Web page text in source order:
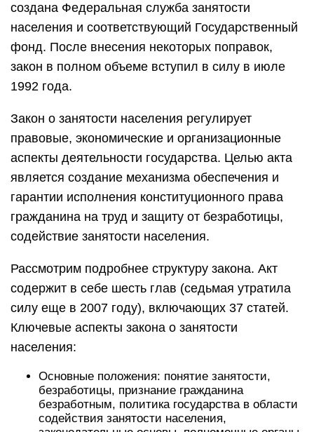
создана Федеральная служба занятости
населения и соответствующий Государственный
фонд. После внесения некоторых поправок,
закон в полном объеме вступил в силу в июле
1992 года.
Закон о занятости населения регулирует
правовые, экономические и организационные
аспекты деятельности государства. Целью акта
является создание механизма обеспечения и
гарантии исполнения конституционного права
гражданина на труд и защиту от безработицы,
содействие занятости населения.
Рассмотрим подробнее структуру закона. Акт
содержит в себе шесть глав (седьмая утратила
силу еще в 2007 году), включающих 37 статей.
Ключевые аспекты закона о занятости
населения:
Основные положения: понятие занятости,
безработицы, признание гражданина
безработным, политика государства в области
содействия занятости населения,